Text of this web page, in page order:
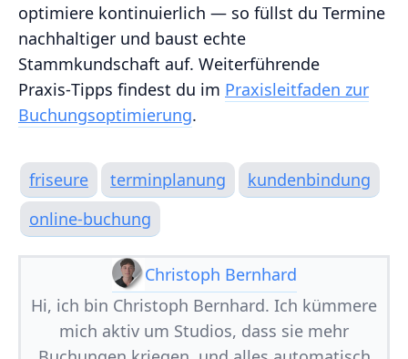
optimiere kontinuierlich — so füllst du Termine
nachhaltiger und baust echte
Stammkundschaft auf. Weiterführende
Praxis‑Tipps findest du im Praxisleitfaden zur
Buchungsoptimierung.
friseure terminplanung
kundenbindung
online-buchung
Christoph Bernhard
Hi, ich bin Christoph Bernhard. Ich kümmere
mich aktiv um Studios, dass sie mehr